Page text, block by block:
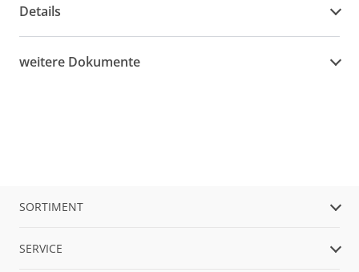
Details
weitere Dokumente
SORTIMENT
SERVICE